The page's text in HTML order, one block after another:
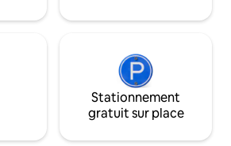
Stationnement
gratuit sur place